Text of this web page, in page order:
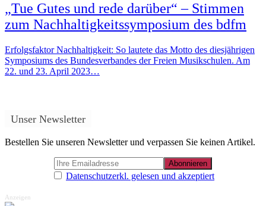
„Tue Gutes und rede darüber“ – Stimmen
zum Nachhaltigkeitssymposium des bdfm
Erfolgsfaktor Nachhaltigkeit: So lautete das Motto des diesjährigen
Symposiums des Bundesverbandes der Freien Musikschulen. Am
22. und 23. April 2023…
Unser Newsletter
Bestellen Sie unseren Newsletter und verpassen Sie keinen Artikel.
Datenschutzerkl. gelesen und akzeptiert
Anzeigen